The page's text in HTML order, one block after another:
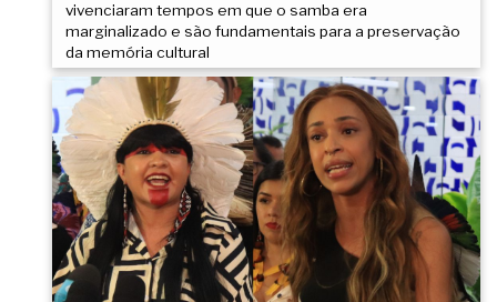
vivenciaram tempos em que o samba era
marginalizado e são fundamentais para a preservação
da memória cultural